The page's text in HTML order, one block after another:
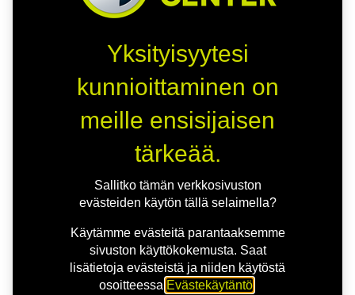
Yksityisyytesi
kunnioittaminen on
meille ensisijaisen
tärkeää.
Sallitko tämän verkkosivuston
evästeiden käytön tällä selaimella?
Käytämme evästeitä parantaaksemme
sivuston käyttökokemusta. Saat
lisätietoja evästeistä ja niiden käytöstä
osoitteessa Evästekäytäntö